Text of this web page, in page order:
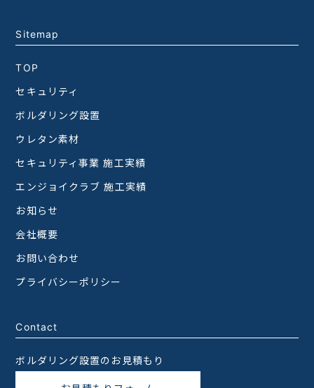
Sitemap
TOP
セキュリティ
ボルダリング設置
ウレタン素材
セキュリティ事業 施工実績
エンジョイクラブ 施工実績
お知らせ
会社概要
お問い合わせ
プライバシーポリシー
Contact
ボルダリング設置のお見積もり